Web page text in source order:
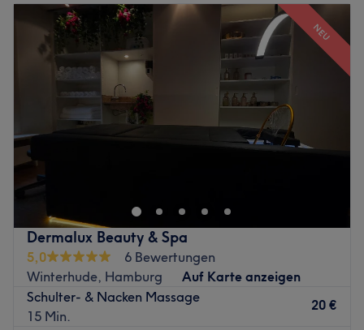
NEU
Dermalux Beauty & Spa
5,0
6 Bewertungen
Winterhude, Hamburg
Auf Karte anzeigen
Schulter- & Nacken Massage
15 Min.
20 €